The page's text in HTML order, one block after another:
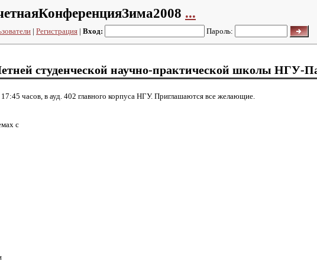
...
| Регистрация | Вход: Пароль:
студенческой научно-практической школы НГУ-
часов, в ауд. 402 главного корпуса НГУ. Приглашаются все желающие.
с